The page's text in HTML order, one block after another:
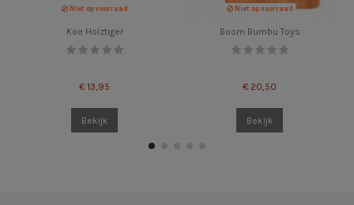
Niet op voorraad
Koe Holztiger
€ 13,95
Bekijk
Niet op voorraad
Boom Bumbu Toys
€ 20,50
Bekijk